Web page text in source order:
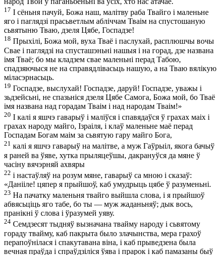
17 І сёньня пачуй, Божа наш, малітву раба Твайго і маленьне
яго і паглядзі прасьветлым абліччам Тваім на спустошаную
сьвятыню Тваю, дзеля Цябе, Госпадзе!
18 Прыхілі, Божа мой, вуха Тваё і паслухай, расплюшчы вочы
Свае і паглядзі на спусташэньні нашыя і на горад, дзе названа
імя Тваё; бо мы кладзем свае маленьні перад Табою,
спадзяючыся не на справядлівасьць нашую, а на Тваю вялікую
міласэрнасьць.
19 Госпадзе, выслухай! Госпадзе, даруй! Госпадзе, уважы і
зьдзейсьні, не спазьніся дзеля Цябе Самога, Божа мой, бо Тваё
імя названа над горадам Тваім і над народам Тваім!»
20 І калі я яшчэ гаварыў і маліўся і спавядаўся ў грахах маіх і
грахах народу майго, Ізраіля, і клаў маленьне маё перад
Госпадам Богам маім за сьвятую гару майго Бога,
21 калі я яшчэ гаварыў на малітве, а муж Гаўрыіл, якога бачыў
я раней ва ўяве, хутка прыляцеўшы, дакрануўся да мяне ў
часіну вячэрняй ахвяры
22 і настаўляў на розум мяне, гаварыў са мною і сказаў:
«Данііле! цяпер я прыйшоў, каб умудрыць цябе ў разуменьні.
23 На пачатку маленьня твайго выйшла слова, і я прыйшоў
абвясьціць яго табе, бо ты — муж жаданьняў; дык вось,
пранікні ў слова і ўразумей уяву.
24 Семдзесят тыдняў вызначана твайму народу і сьвятому
гораду твайму, каб пакрыта было злачынства, мера грахоў
перапоўнілася і спакутавана віна, і каб прыведзена была
вечная праўда і спраўдзіліся ўява і прарок і каб памазаны быў